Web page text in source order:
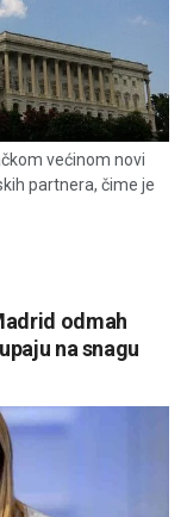
većinom novi
partnera, čime je
odmah
na snagu